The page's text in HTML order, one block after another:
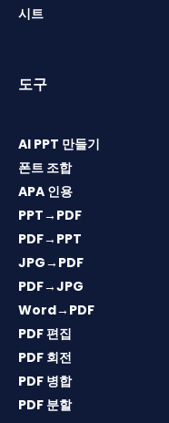
시트
도구
AI PPT 만들기
폰트 조합
APA 인용
PPT→PDF
PDF→PPT
JPG→PDF
PDF→JPG
Word→PDF
PDF 편집
PDF 회전
PDF 병합
PDF 분할